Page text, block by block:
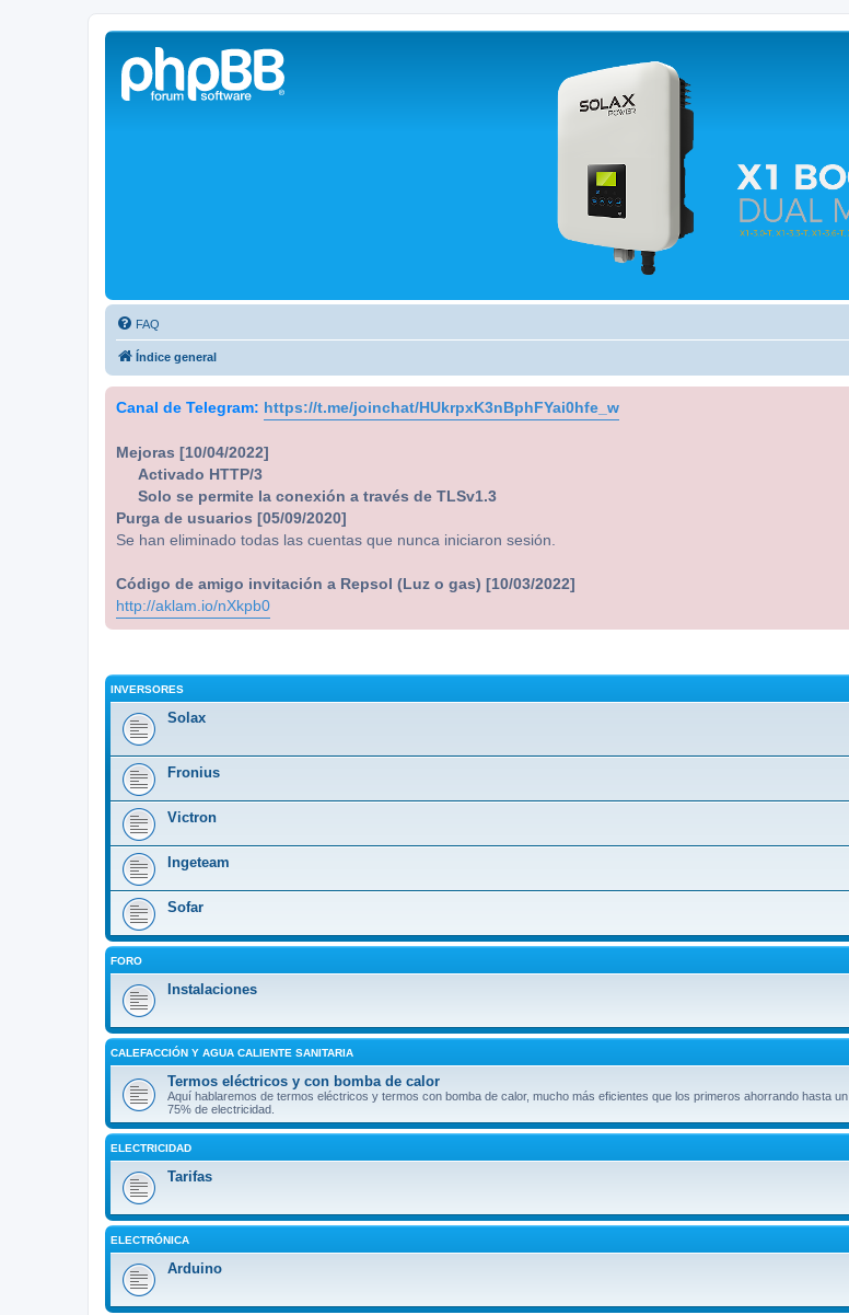
Solax FAQ
Lugar para intercambiar dudas sobre inversores solares Solax y temas relacionados.
FAQ
Índice general
Canal de Telegram: https://t.me/joinchat/HUkrpxK3nBphFYai0hfe_w
Mejoras [10/04/2022]
Activado HTTP/3
Solo se permite la conexión a través de TLSv1.3
Purga de usuarios [05/09/2020]
Se han eliminado todas las cuentas que nunca iniciaron sesión.
Código de amigo invitación a Repsol (Luz o gas) [10/03/2022]
http://aklam.io/nXkpb0
INVERSORES
Solax
Fronius
Victron
Ingeteam
Sofar
FORO
Instalaciones
CALEFACCIÓN Y AGUA CALIENTE SANITARIA
Termos eléctricos y con bomba de calor
Aquí hablaremos de termos eléctricos y termos con bomba de calor, mucho más eficientes que los primeros ahorrando hasta un
75% de electricidad.
ELECTRICIDAD
Tarifas
ELECTRÓNICA
Arduino